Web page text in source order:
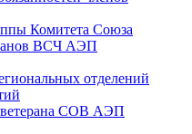
Комитета Союза
ВСЧ АЭП
отделений
ветерана CОВ АЭП